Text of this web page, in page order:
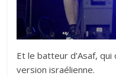
Et le batteur d’Asaf,
version israélienne.